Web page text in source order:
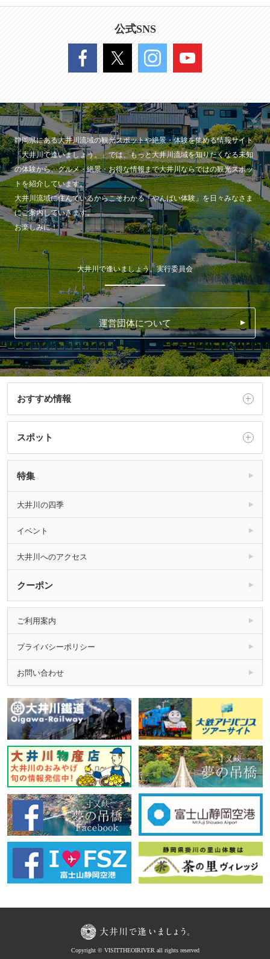
公式SNS
静岡県にある大井川流域の観光スポットや絶景・体験を集める情報サイト
「大井川で逢いましょう。」では、もっと大井川流域を知りたくなる未知
の体験から、グルメ・絶景・お得な情報まで大井川ならではの観光スポッ
トを紹介しています。
大井川流域に住んでいるからこそわかる「やんばい体験」を日々みなさま
にご案内していきます。
お楽しみに！
大井川で逢いましょう。実行委員会
運営団体について
おすすめ情報
スポット
特集
大井川の四季
イベント
大井川へのアクセス
クーポン
ご利用案内
プライバシーポリシー
お問い合わせ
Copyright © VISITTHEOIRIVER all rights reserved